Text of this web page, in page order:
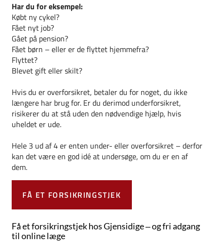
Har du for eksempel:
Købt ny cykel?
Fået nyt job?
Gået på pension?
Fået børn – eller er de flyttet hjemmefra?
Flyttet?
Blevet gift eller skilt?
Hvis du er overforsikret, betaler du for noget, du ikke
længere har brug for. Er du derimod underforsikret,
risikerer du at stå uden den nødvendige hjælp, hvis
uheldet er ude.
Hele 3 ud af 4 er enten under- eller overforsikret – derfor
kan det være en god idé at undersøge, om du er en af
dem.
FÅ ET FORSIKRINGSTJEK
Få et forsikringstjek hos Gjensidige – og fri adgang
til online læge